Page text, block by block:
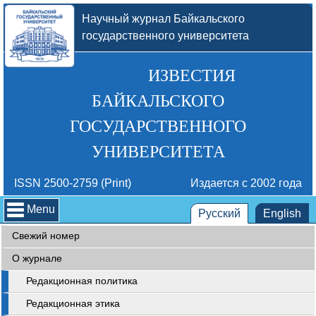
Научный журнал Байкальского
государственного университета
ИЗВЕСТИЯ
БАЙКАЛЬСКОГО
ГОСУДАРСТВЕННОГО
УНИВЕРСИТЕТА
ISSN 2500-2759 (Print) Издается с 2002 года
Menu Русский English
Свежий номер
О журнале
Редакционная политика
Редакционная этика